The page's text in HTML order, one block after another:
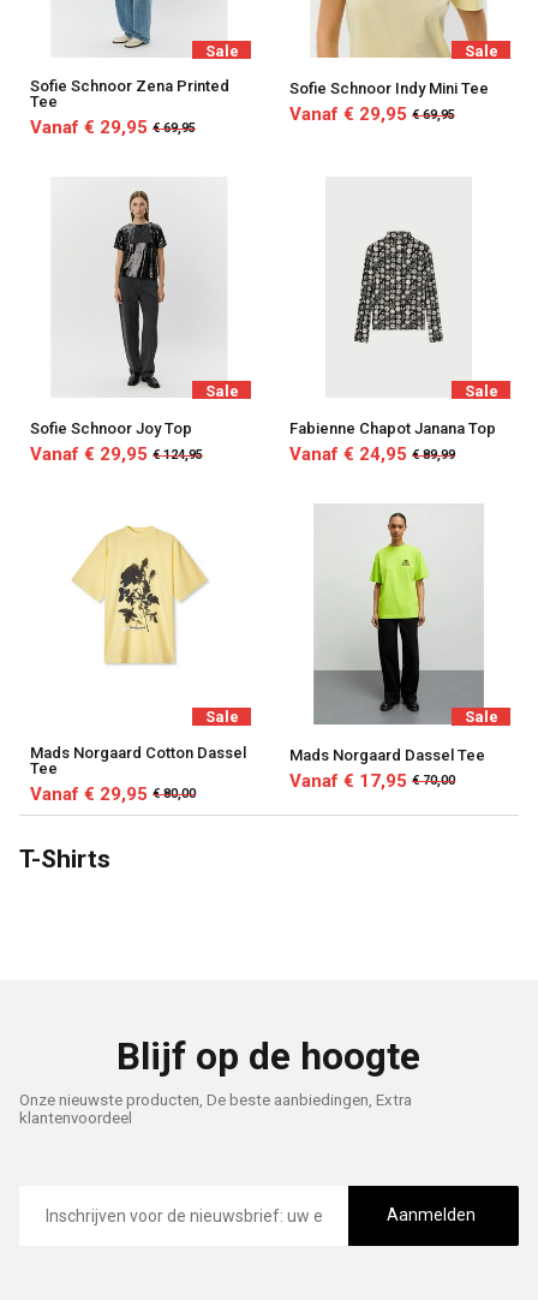
Sale
Sofie Schnoor Zena Printed
Tee
Vanaf € 29,95 € 69,95
Sale
Sofie Schnoor Indy Mini Tee
Vanaf € 29,95 € 69,95
Sale
Sofie Schnoor Joy Top
Vanaf € 29,95 € 124,95
Sale
Fabienne Chapot Janana Top
Vanaf € 24,95 € 89,99
Sale
Mads Norgaard Cotton Dassel
Tee
Vanaf € 29,95 € 80,00
Sale
Mads Norgaard Dassel Tee
Vanaf € 17,95 € 70,00
T-Shirts
Blijf op de hoogte
Onze nieuwste producten, De beste aanbiedingen, Extra
klantenvoordeel
mailadres
Aanmelden